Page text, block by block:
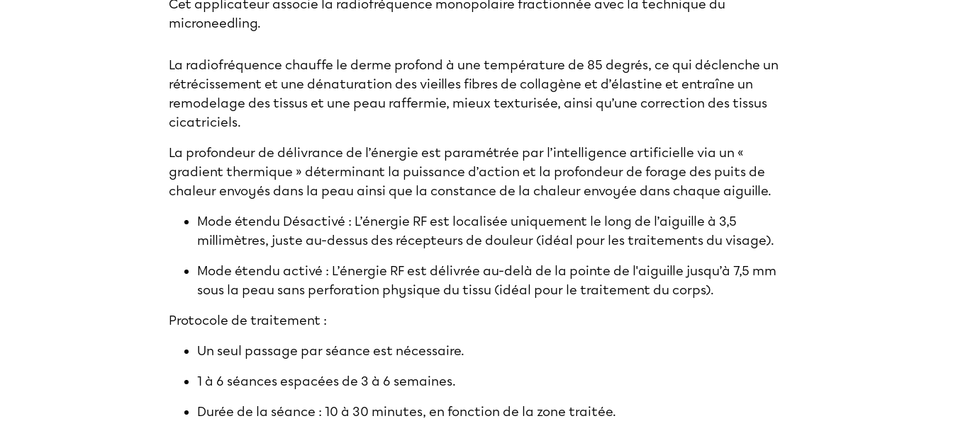
Cet applicateur associe la radiofréquence monopolaire fractionnée avec la technique du
microneedling.
La radiofréquence chauffe le derme profond à une température de 85 degrés, ce qui déclenche un
rétrécissement et une dénaturation des vieilles fibres de collagène et d’élastine et entraîne un
remodelage des tissus et une peau raffermie, mieux texturisée, ainsi qu’une correction des tissus
cicatriciels.
La profondeur de délivrance de l’énergie est paramétrée par l’intelligence artificielle via un «
gradient thermique » déterminant la puissance d’action et la profondeur de forage des puits de
chaleur envoyés dans la peau ainsi que la constance de la chaleur envoyée dans chaque aiguille.
Mode étendu Désactivé : L’énergie RF est localisée uniquement le long de l’aiguille à 3,5
millimètres, juste au-dessus des récepteurs de douleur (idéal pour les traitements du visage).
Mode étendu activé : L’énergie RF est délivrée au-delà de la pointe de l'aiguille jusqu’à 7,5 mm
sous la peau sans perforation physique du tissu (idéal pour le traitement du corps).
Protocole de traitement :
Un seul passage par séance est nécessaire.
1 à 6 séances espacées de 3 à 6 semaines.
Durée de la séance : 10 à 30 minutes, en fonction de la zone traitée.